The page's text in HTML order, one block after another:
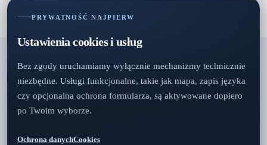
PRYWATNOŚĆ NAJPIERW
Ustawienia cookies i usług
Bez zgody uruchamiamy wyłącznie mechanizmy technicznie
niezbędne. Usługi funkcjonalne, takie jak mapa, zapis języka
czy opcjonalna ochrona formularza, są aktywowane dopiero
po Twoim wyborze.
Ochrona danychCookies